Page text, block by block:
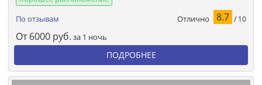
По отзывам
Отлично 8.7 / 10
От 6000 руб. за 1 ночь
ПОДРОБНЕЕ